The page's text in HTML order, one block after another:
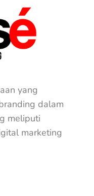
yang
dalam
meliputi
marketing